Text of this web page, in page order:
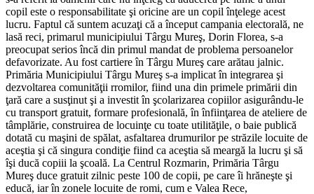
copil este o responsabilitate şi oricine are un copil înţelege acest
lucru. Faptul că suntem acuzaţi că a început campania electorală, ne
lasă reci, primarul municipiului Târgu Mureş, Dorin Florea, s-a
preocupat serios încă din primul mandat de problema persoanelor
defavorizate. Au fost cartiere în Târgu Mureş care arătau jalnic.
Primăria Municipiului Târgu Mureş s-a implicat în integrarea şi
dezvoltarea comunităţii rromilor, fiind una din primele primării din
ţară care a susţinut şi a investit în şcolarizarea copiilor asigurându-le
cu transport gratuit, formare profesională, în înfiinţarea de ateliere de
tâmplărie, construirea de locuinţe cu toate utilităţile, o baie publică
dotată cu maşini de spălat, asfaltarea drumurilor pe străzile locuite de
aceştia şi că singura condiţie fiind ca aceştia să meargă la lucru şi să
îşi ducă copiii la şcoală. La Centrul Rozmarin, Primăria Târgu
Mureş duce gratuit zilnic peste 100 de copii, pe care îi hrăneşte şi
educă, iar în zonele locuite de romi, cum e Valea Rece,